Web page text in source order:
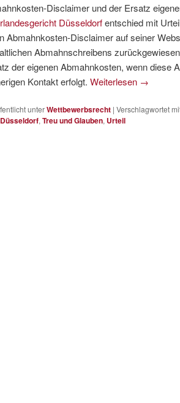
Disclaimer und der Ersatz
Düsseldorfentschied mit
Abmahnkosten-Disclaimer auf seiner
Abmahnschreibens
der eigenen Abmahnkosten, wenn diese
Kontakt erfolgt. Weiterlesen →
unterWettbewerbsrecht | Verschlagwortet
, Treu und Glauben, Urteil